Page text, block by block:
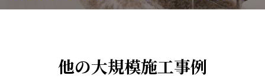
他の大規模施工事例